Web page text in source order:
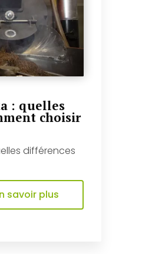
: quelles
choisir
différences
savoir plus